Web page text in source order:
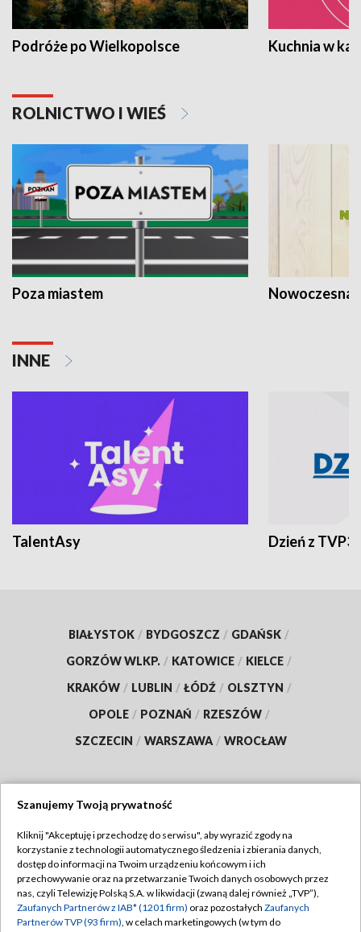
Podróże po Wielkopolsce Kuchnia w
ROLNICTWO I WIEŚ
Poza miastem Nowoczesna
INNE
TalentAsy Dzień z TVP3
BIAŁYSTOK / BYDGOSZCZ / GDAŃSK /
GORZÓW WLKP. / KATOWICE / KIELCE /
KRAKÓW / LUBLIN / ŁÓDŹ / OLSZTYN /
OPOLE / POZNAŃ / RZESZÓW /
SZCZECIN / WARSZAWA / WROCŁAW
TVP
Abonament TVP
Emisja w TVP
Regulamin TVP
Polityka prywatności
Szanujemy Twoją prywatność
Kliknij "Akceptuję i przechodzę do serwisu", aby wyrazić zgody na
korzystanie z technologii automatycznego śledzenia i zbierania danych,
dostęp do informacji na Twoim urządzeniu końcowym i ich
przechowywanie oraz na przetwarzanie Twoich danych osobowych przez
nas, czyli Telewizję Polską S.A. w likwidacji (zwaną dalej również „TVP”),
Zaufanych Partnerów z IAB* (1201 firm) oraz pozostałych Zaufanych
Partnerów TVP (93 firm), w celach marketingowych (w tym do